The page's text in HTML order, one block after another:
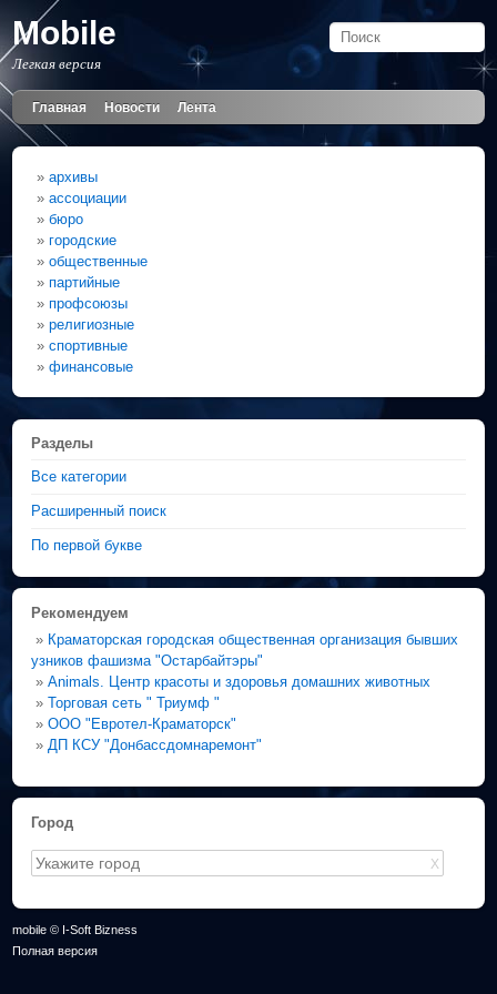
Mobile
Легкая версия
Главная Новости Лента
»архивы
»ассоциации
»бюро
»городские
»общественные
»партийные
»профсоюзы
»религиозные
»спортивные
»финансовые
Разделы
Все категории
Расширенный поиск
По первой букве
Рекомендуем
» Краматорская городская общественная организация бывших
узников фашизма "Остарбайтэры"
»Animals. Центр красоты и здоровья домашних животных
»Торговая сеть " Триумф "
»ООО "Евротел-Краматорск"
» ДП КСУ "Донбассдомнаремонт"
Город
X
mobile © I-Soft Bizness
Полная версия